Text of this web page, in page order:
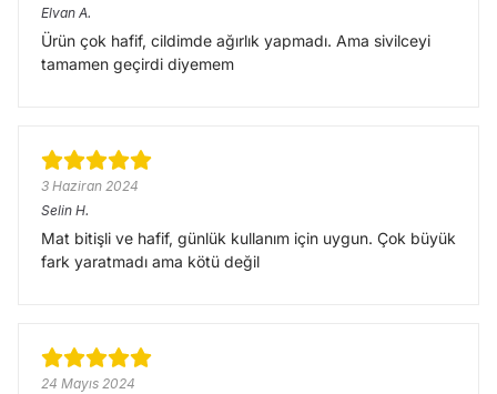
Elvan A.
Ürün çok hafif, cildimde ağırlık yapmadı. Ama sivilceyi
tamamen geçirdi diyemem
3 Haziran 2024
Selin H.
Mat bitişli ve hafif, günlük kullanım için uygun. Çok büyük
fark yaratmadı ama kötü değil
24 Mayıs 2024